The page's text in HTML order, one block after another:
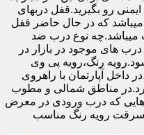
رو بگیرید.قفل دربهای
که در حال حاضر قفل
میباشد.چه نوع درب ضد
های موجود در بازار در
میشود.رویه رنگ،رویه پی وی
داخل آپارتمان با راهروی
کرد.در مناطق شمالی و مطوب
هایی که درب ورودی در معرض
سرقت رویه رنگ مناسب